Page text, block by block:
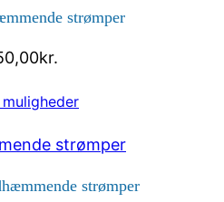
strømper
kr.
strømper